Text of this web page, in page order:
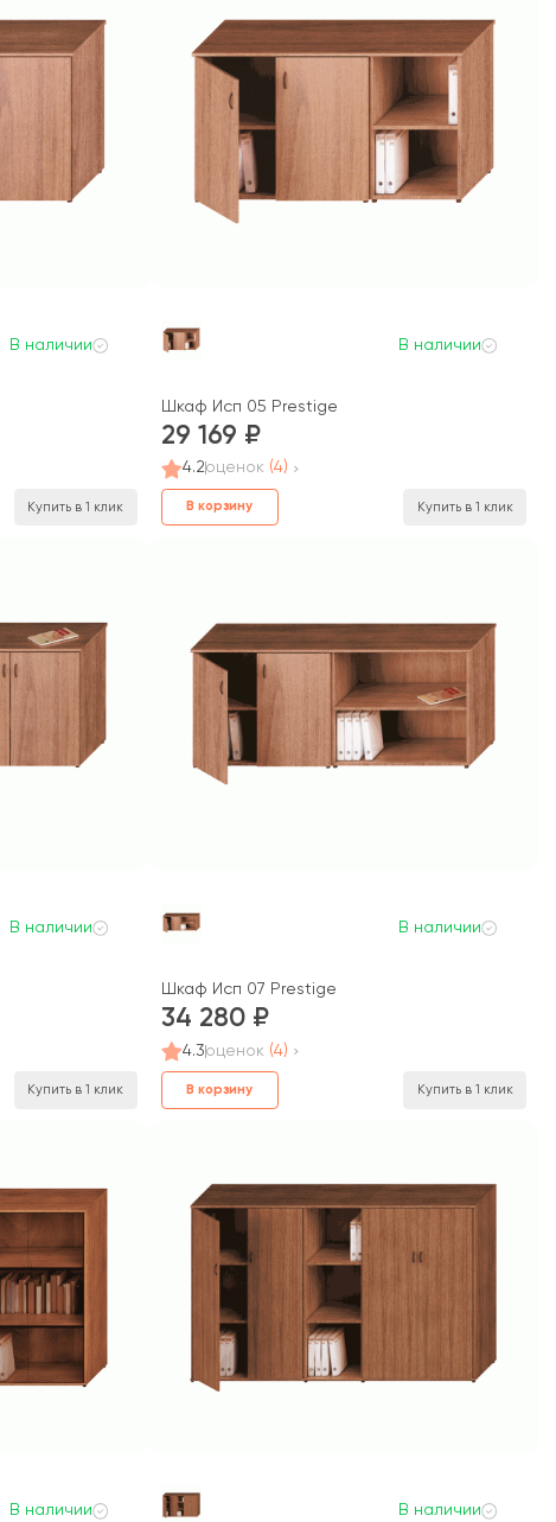
В наличии
Купить в 1 клик
В наличии
Шкаф Исп 05 Prestige
29 169
4.2оценок (4)
В корзину Купить в 1 клик
В наличии
Купить в 1 клик
В наличии
Шкаф Исп 07 Prestige
34 280
4.3оценок (4)
В корзину Купить в 1 клик
В наличии В наличии